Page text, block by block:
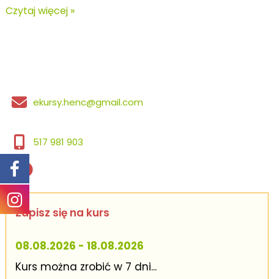
Jaką
aktywności
sportowe?
Czytaj więcej »
ekursy.henc@gmail.com
517 981 903
Zapisz się na kurs
08.08.2026 - 18.08.2026
Kurs można zrobić w 7 dni...